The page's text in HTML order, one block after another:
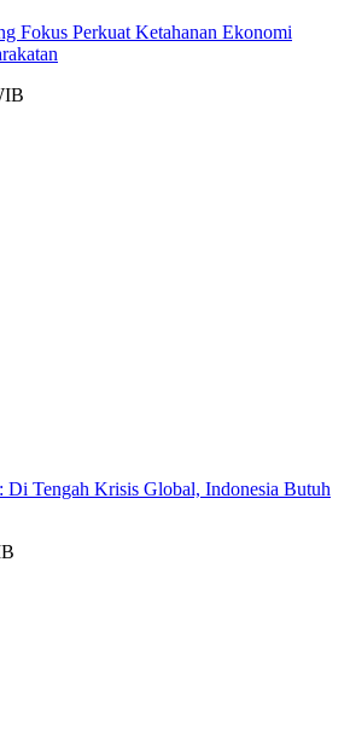
Fokus Perkuat Ketahanan Ekonomi
Tengah Krisis Global, Indonesia Butuh